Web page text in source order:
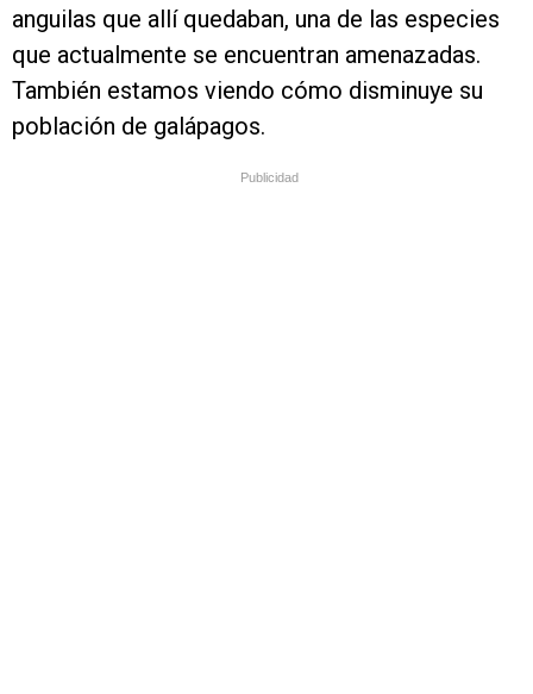
anguilas que allí quedaban, una de las especies
que actualmente se encuentran amenazadas.
También estamos viendo cómo disminuye su
población de galápagos.
Publicidad